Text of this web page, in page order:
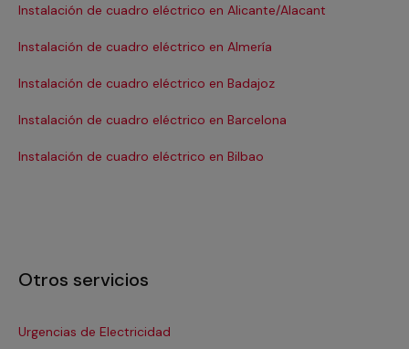
Instalación de cuadro eléctrico en Alicante/Alacant
Instalación de cuadro eléctrico en Almería
Instalación de cuadro eléctrico en Badajoz
Instalación de cuadro eléctrico en Barcelona
Instalación de cuadro eléctrico en Bilbao
Otros servicios
Urgencias de Electricidad